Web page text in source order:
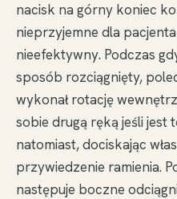
nacisk na górny koniec
nieprzyjemne dla
nieefektywny. Podczas
sposób rozciągnięty,
wykonał rotację
sobie drugą ręką jeśli jest
natomiast, dociskając
przywiedzenie ramienia.
następuje boczne